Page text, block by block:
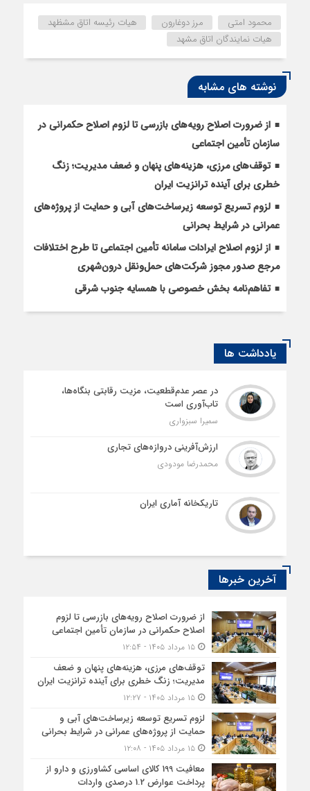
محمود امتی مرز دوغارون
هیات رئیسه اتاق مشظهد
هیات نمایندگان اتاق مشهد
نوشته های مشابه
از ضرورت اصلاح رویه‌های بازرسی تا لزوم اصلاح حکمرانی در
سازمان تأمین اجتماعی
توقف‌های مرزی، هزینه‌های پنهان و ضعف مدیریت؛ زنگ
خطری برای آینده ترانزیت ایران
لزوم تسریع توسعه زیرساخت‌های آبی و حمایت از پروژه‌های
عمرانی در شرایط بحرانی
از لزوم اصلاح ایرادات سامانه تأمین اجتماعی تا طرح اختلافات
مرجع صدور مجوز شرکت‌های حمل‌ونقل درون‌شهری
تفاهم‌نامه بخش خصوصی با همسایه جنوب شرقی
یادداشت ها
در عصر عدم‌قطعیت، مزیت رقابتی بنگاه‌ها،
تاب‌آوری است
سمیرا سبزواری
ارزش‌آفرینی دروازه‌های تجاری
محمدرضا مودودی
تاریکخانه آماری ایران
آخرین خبرها
از ضرورت اصلاح رویه‌های بازرسی تا لزوم
اصلاح حکمرانی در سازمان تأمین اجتماعی
۱۵ مرداد ۱۴۰۵ - ۱۲:۵۴
توقف‌های مرزی، هزینه‌های پنهان و ضعف
مدیریت؛ زنگ خطری برای آینده ترانزیت ایران
۱۵ مرداد ۱۴۰۵ - ۱۲:۲۷
لزوم تسریع توسعه زیرساخت‌های آبی و
حمایت از پروژه‌های عمرانی در شرایط بحرانی
۱۵ مرداد ۱۴۰۵ - ۱۲:۰۸
معافیت 199 کالای اساسی کشاورزی و دارو از
پرداخت عوارض 1.2 درصدی واردات